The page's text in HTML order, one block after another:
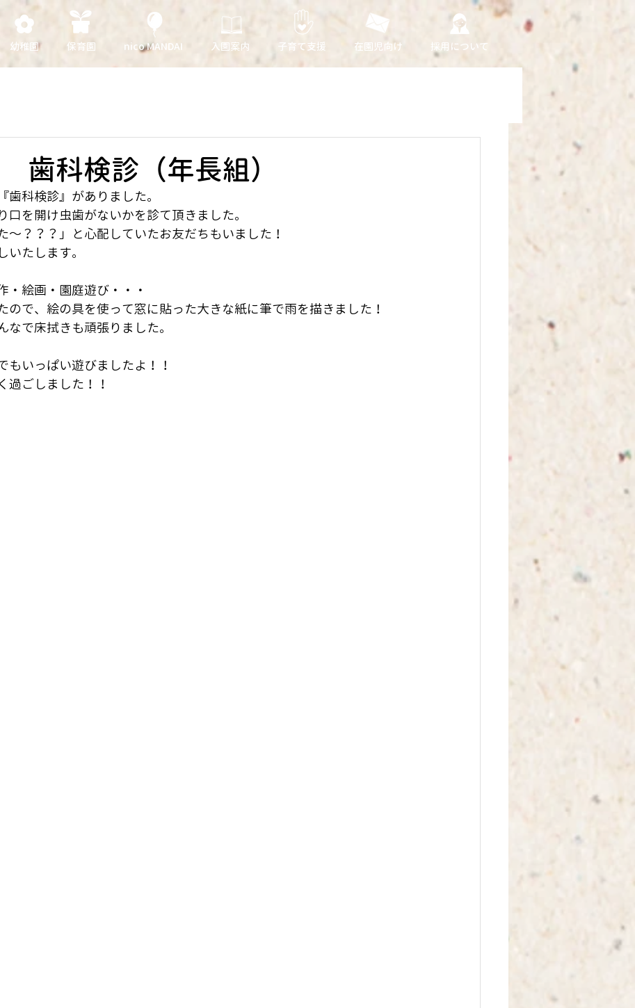
幼稚園 保育園 nico MANDAI 入園案内 子育て支援 在園児向け 採用について
科検診（年長組）
科検診』がありました。
口を開け虫歯がないかを診て頂きました。
～？？？」と心配していたお友だちもいました！
たします。
・絵画・園庭遊び・・・
ので、絵の具を使って窓に貼った大きな紙に筆で雨を描きました！
なで床拭きも頑張りました。
もいっぱい遊びましたよ！！
過ごしました！！